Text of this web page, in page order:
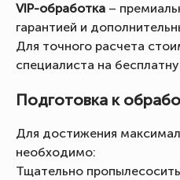
VIP-обработка –
гарантией и
Для точного расчета
специалиста на
Подготовка к
Для достижения
необходимо:
Тщательно